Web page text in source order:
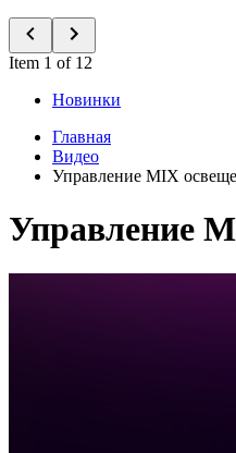
Item 1 of 12
Новинки
Главная
Видео
Управление MIX
Управление